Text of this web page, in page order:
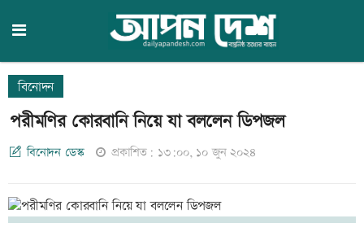
বিনোদন
পরীমণির কোরবানি নিয়ে যা বললেন ডিপজল
বিনোদন ডেস্ক প্রকাশিত: ১৩:০০, ১০ জুন ২০২৪